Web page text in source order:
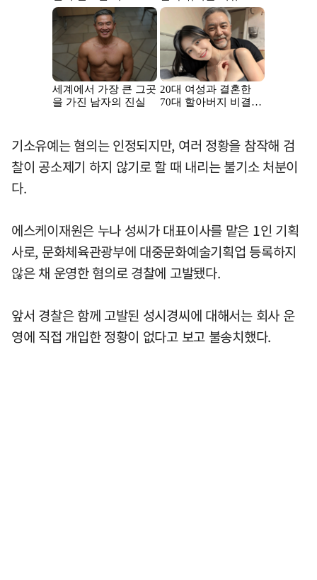
기소유예는 혐의는 인정되지만, 여러 정황을 참작해 검
찰이 공소제기 하지 않기로 할 때 내리는 불기소 처분이
다.
에스케이재원은 누나 성씨가 대표이사를 맡은 1인 기획
사로, 문화체육관광부에 대중문화예술기획업 등록하지
않은 채 운영한 혐의로 경찰에 고발됐다.
앞서 경찰은 함께 고발된 성시경씨에 대해서는 회사 운
영에 직접 개입한 정황이 없다고 보고 불송치했다.